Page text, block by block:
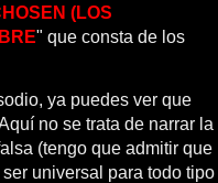
(LOS
" que consta de los
ya puedes ver que
no se trata de narrar la
(tengo que admitir que
universal para todo tipo